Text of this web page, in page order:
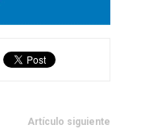
Artículo siguiente